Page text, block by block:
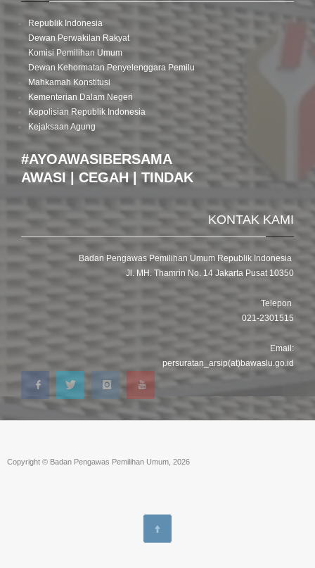
Republik Indonesia
Dewan Perwakilan Rakyat
Komisi Pemilihan Umum
Dewan Kehormatan Penyelenggara Pemilu
Mahkamah Konstitusi
Kementerian Dalam Negeri
Kepolisian Republik Indonesia
Kejaksaan Agung
#AYOAWASIBERSAMA
AWASI | CEGAH | TINDAK
KONTAK KAMI
Badan Pengawas Pemilihan Umum Republik Indonesia
Jl. MH. Thamrin No. 14 Jakarta Pusat 10350
Telepon
021-2301515
Email:
persuratan_arsip(at)bawaslu.go.id
Copyright © Badan Pengawas Pemilihan Umum, 2026